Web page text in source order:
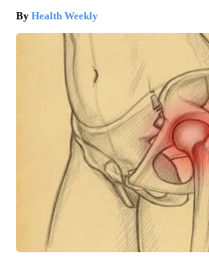
Health Weekly